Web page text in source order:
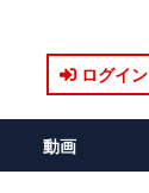
ログイン
動画